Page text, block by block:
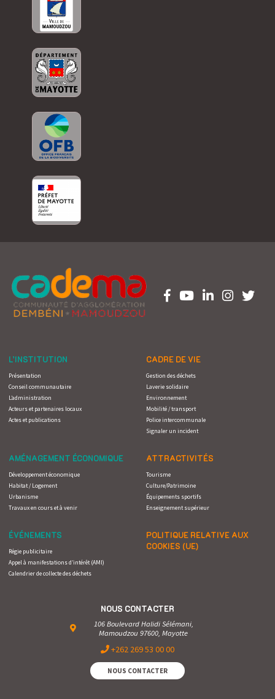
L’INSTITUTION
Présentation
Conseil communautaire
L’administration
Acteurs et partenaires locaux
Actes et publications
CADRE DE VIE
Gestion des déchets
Laverie solidaire
Environnement
Mobilité / transport
Police intercommunale
Signaler un incident
AMÉNAGEMENT ÉCONOMIQUE
Développement économique
Habitat / Logement
Urbanisme
Travaux en cours et à venir
ATTRACTIVITÉS
Tourisme
Culture/Patrimoine
Équipements sportifs
Enseignement supérieur
ÉVÉNEMENTS
Régie publicitaire
Appel à manifestations d’intérêt (AMI)
Calendrier de collecte des déchets
POLITIQUE RELATIVE AUX
COOKIES (UE)
NOUS CONTACTER
106 Boulevard Halidi Sélémani,
Mamoudzou 97600, Mayotte
+262 269 53 00 00
NOUS CONTACTER